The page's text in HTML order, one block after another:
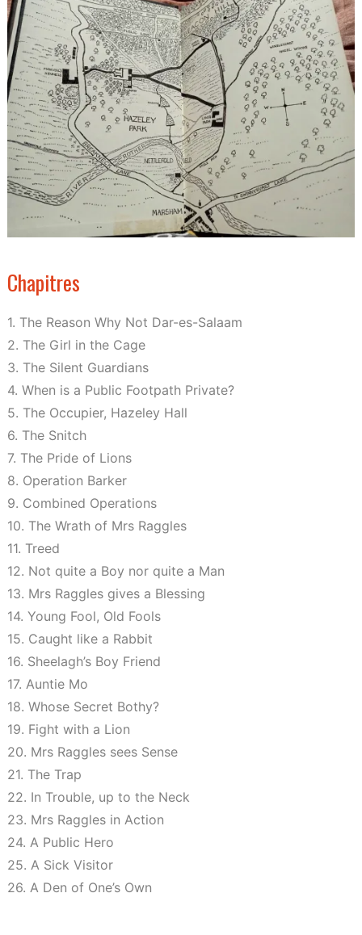
Chapitres
1. The Reason Why Not Dar-es-Salaam
2. The Girl in the Cage
3. The Silent Guardians
4. When is a Public Footpath Private?
5. The Occupier, Hazeley Hall
6. The Snitch
7. The Pride of Lions
8. Operation Barker
9. Combined Operations
10. The Wrath of Mrs Raggles
11. Treed
12. Not quite a Boy nor quite a Man
13. Mrs Raggles gives a Blessing
14. Young Fool, Old Fools
15. Caught like a Rabbit
16. Sheelagh’s Boy Friend
17. Auntie Mo
18. Whose Secret Bothy?
19. Fight with a Lion
20. Mrs Raggles sees Sense
21. The Trap
22. In Trouble, up to the Neck
23. Mrs Raggles in Action
24. A Public Hero
25. A Sick Visitor
26. A Den of One’s Own